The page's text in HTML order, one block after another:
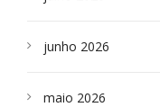
junho 2026
maio 2026